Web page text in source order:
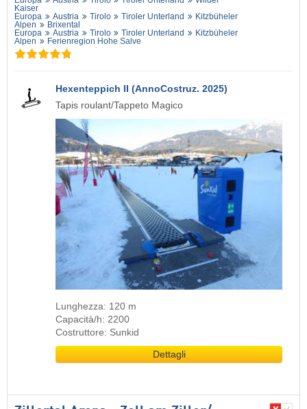
Kaiser
Europa
Austria Tirolo Tiroler Unterland
Kitzbüheler
Alpen
Brixental
Europa
Austria Tirolo Tiroler Unterland
Kitzbüheler
Alpen
Ferienregion Hohe Salve
Hexenteppich II (AnnoCostruz. 2025)
Tapis roulant/Tappeto Magico
Lunghezza: 120 m
Capacità/h: 2200
Costruttore: Sunkid
Dettagli